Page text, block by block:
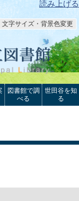
読み上げる
文字サイズ・背景色変更
図書館で調
べる
世田谷を知
る